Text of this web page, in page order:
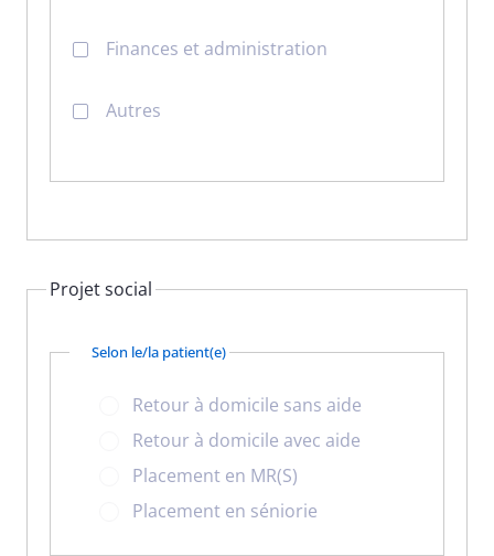
Finances et administration
Autres
Projet social
Selon le/la patient(e)
Retour à domicile sans aide
Retour à domicile avec aide
Placement en MR(S)
Placement en séniorie